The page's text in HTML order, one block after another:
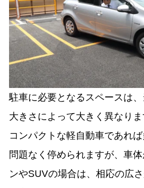
駐車に必要となるスペースは
大きさによって大きく異なりま
コンパクトな軽自動車であれ
問題なく停められますが、車
ンやSUVの場合は、相応の広